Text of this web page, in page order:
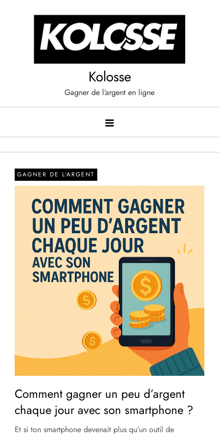
Kolosse
Gagner de l’argent en ligne
GAGNER DE L'ARGENT
Comment gagner un peu d’argent
chaque jour avec son smartphone ?
Et si ton smartphone devenait plus qu’un outil de